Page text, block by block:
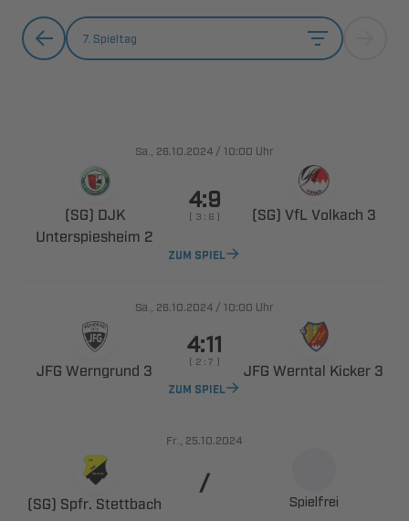
7. Spieltag
., /  Uhr
 
 

        
ZUM SPIEL
., /  Uhr
  

        
ZUM SPIEL
., 
  

Spielfrei